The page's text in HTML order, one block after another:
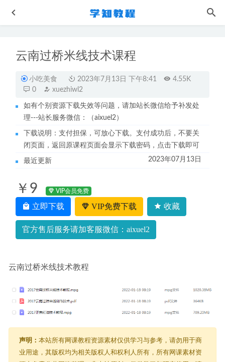
云南过桥米线技术课程
小吃美食 2023年7月13日 下午8:41
4.55K
0
xuezhiwl2
如有个别资源下载失效等问题，请加站长微信给予补发处
理---站长服务微信：（aixuel2）
下载说明：支付担保，可放心下载。支付成功后，不要关
闭页面，返回原课程页面会显示下载密码，点击下载即可
最近更新 2023年07月13日
￥9 VIP会员免费
立即下载 VIP免费下载 收藏
官方售后服务请加客服微信：aixuel2
云南过桥米线技术教程
声明： 本站所有网课教程资源素材仅供学习与参考，请勿用于商
业用途，其版权均为相关版权人和权利人所有，所有网课素材资
作业帮2023周乔谲高三政治a+暑假班视频教程+讲义
12-05
晚晴《解决问题“高手”训练营》教学课程，解决情感，婚
姻，人际交往问题
（寒假班+春季班） 2024-01-06
意大利语网课教程零起点轻松说意大利语
2022-11-01
2023高考李政高三化学二三论复习视频教程+讲义 2023-05-
08